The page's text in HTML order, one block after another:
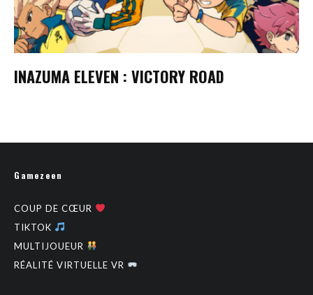
INAZUMA ELEVEN : VICTORY ROAD
Gamezeen
COUP DE CŒUR
TIKTOK
MULTIJOUEUR
RÉALITÉ VIRTUELLE VR